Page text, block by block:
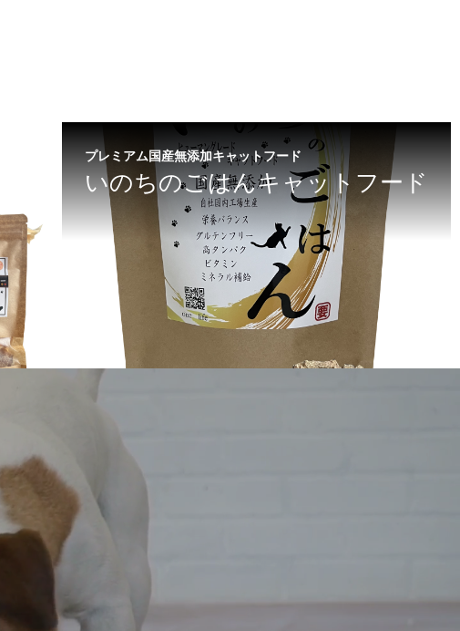
プレミアム国産無添加キャットフード
いのちのごはんキャットフード